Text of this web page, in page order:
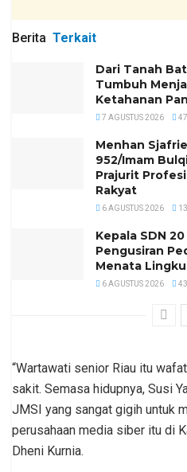
Berita Terkait
Dari Tanah
Tumbuh
Ketahanan
7 AGUSTUS 2026 47
Menhan
952/Imam
Prajurit
Rakyat
6 AGUSTUS 2026
Kepala SDN
Pengusiran
Menata
6 AGUSTUS 2026 43
“Wartawati senior Riau itu
sakit. Semasa hidupnya, Susi
JMSI yang sangat gigih untuk
perusahaan media siber itu di
Dheni Kurnia.